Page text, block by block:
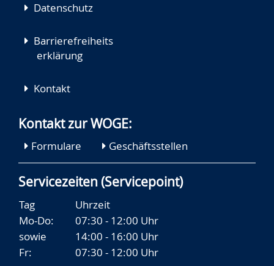
Datenschutz
Barrierefreiheits
erklärung
Kontakt
Kontakt zur WOGE:
Formulare Geschäftsstellen
Servicezeiten (Servicepoint)
Tag
Uhrzeit
Mo-Do:
07:30 - 12:00 Uhr
sowie
14:00 - 16:00 Uhr
Fr:
07:30 - 12:00 Uhr